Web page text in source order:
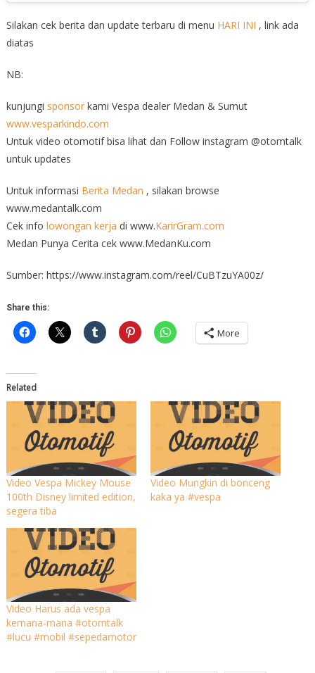
Silakan cek berita dan update terbaru di menu HARI INI , link ada
diatas
NB:
kunjungi sponsorkami Vespa dealer Medan & Sumut
www.vesparkindo.com
Untuk video otomotif bisa lihat dan Follow instagram @otomtalk
untuk updates
Untuk informasi Berita Medan , silakan browse
www.medantalk.com
Cek info lowongan kerja di www.KarirGram.com
Medan Punya Cerita cek www.MedanKu.com
Sumber: https://www.instagram.com/reel/CuBTzuYA00z/
Share this:
More
Related
Video Vespa Mickey Mouse
100th Disney limited edition,
segera tiba
Video Mungkin di bonceng
kaka ya #vespa
Video Harus ada vespa
kemana-mana #otomtalk
#lucu #mobil #sepedamotor